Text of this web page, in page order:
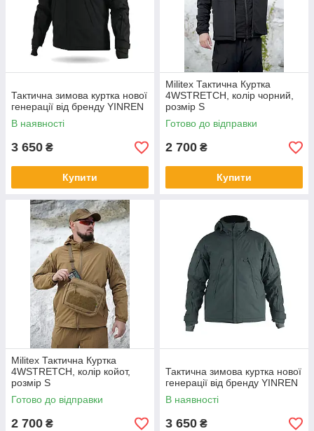
Тактична зимова куртка нової
генерації від бренду YINREN
В наявності
3 650 ₴
Купити
Militex Тактична Куртка
4WSTRETCH, колір чорний,
розмір S
Готово до відправки
2 700 ₴
Купити
Militex Тактична Куртка
4WSTRETCH, колір койот,
розмір S
Готово до відправки
2 700 ₴
Тактична зимова куртка нової
генерації від бренду YINREN
В наявності
3 650 ₴